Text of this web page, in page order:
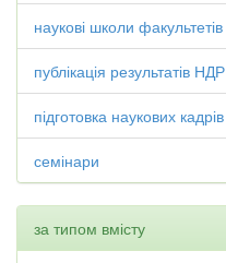
наукові школи факультетів
публікація результатів НДР
підготовка наукових кадрів
семінари
за типом вмісту